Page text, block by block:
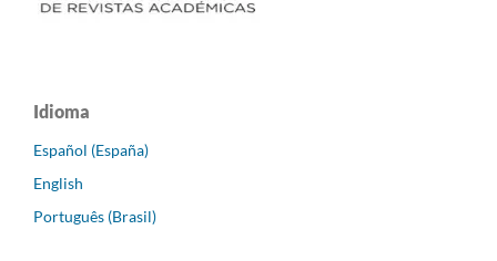
Idioma
Español (España)
English
Português (Brasil)